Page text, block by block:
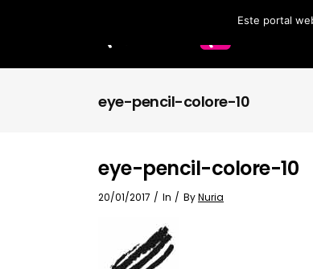
Accesorios
Brochas
eye-pencil-colore-10
eye-pencil-colore-10
20/01/2017 In ByNuria
Este portal